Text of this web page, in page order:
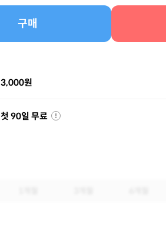
구매
3,000원
첫 90일 무료